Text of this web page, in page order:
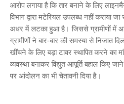
आरोप लगाया है कि तार बनाने के लिए
विभाग द्वारा मटेरियल उपलब्ध नहीं कराया
अधर में लटका हुआ है। जिससे ग्रामीणों में
ग्रामीणों ने बार-बार की समस्या से निजात
खींचने के लिए बड़ा टावर स्थापित करने का
व्यवस्था बनाकर विद्युत आपूर्ति बहाल किए
पर आंदोलन का भी चेतावनी दिया है।